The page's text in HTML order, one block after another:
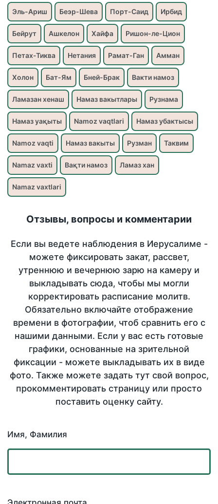
Эль-Ариш Беэр-Шева Порт-Саид Ирбид
Бейрут Ашкелон Хайфа Ришон-ле-Цион
Петах-Тиква Нетания Рамат-Ган Амман
Холон Бат-Ям Бней-Брак Вакти намоз
Ламазан хенаш Намаз вакытлары Рузнама
Намаз уақыты Namoz vaqtlari Намаз убактысы
Namoz vaqti Намаз вакыты Рузман Таквим
Namaz vaxti Вақти намоз Ламаз хан
Namaz vaxtlari
Отзывы, вопросы и комментарии
Если вы ведете наблюдения в Иерусалиме -
можете фиксировать закат, рассвет,
утреннюю и вечернюю зарю на камеру и
выкладывать сюда, чтобы мы могли
корректировать расписание молитв.
Обязательно включайте отображение
времени в фотографии, чтоб сравнить его с
нашими данными. Если у вас есть готовые
графики, основанные на зрительной
фиксации - можете выкладывать их в виде
фото. Также можете задать тут свой вопрос,
прокомментировать страницу или просто
поставить оценку сайту.
Имя, Фамилия